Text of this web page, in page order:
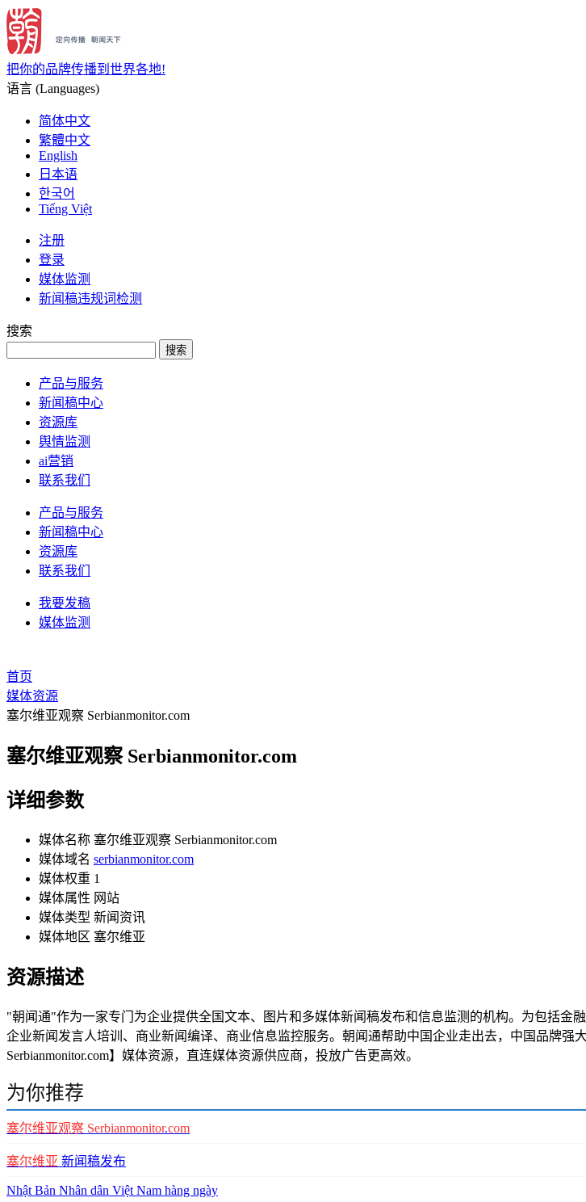
把你的品牌传播到世界各地!
语言 (Languages)
简体中文
繁體中文
English
日本语
한국어
Tiếng Việt
注册
登录
媒体监测
新闻稿违规词检测
搜索
搜索
产品与服务
新闻稿中心
资源库
舆情监测
ai营销
联系我们
产品与服务
新闻稿中心
资源库
联系我们
我要发稿
媒体监测
首页
媒体资源
塞尔维亚观察 Serbianmonitor.com
塞尔维亚观察 Serbianmonitor.com
详细参数
媒体名称 塞尔维亚观察 Serbianmonitor.com
媒体域名 serbianmonitor.com
媒体权重 1
媒体属性 网站
媒体类型 新闻资讯
媒体地区 塞尔维亚
资源描述
"朝闻通"作为一家专门为企业提供全国文本、图片和多媒体新闻稿发布和信息监测的机构。为包括金
企业新闻发言人培训、商业新闻编译、商业信息监控服务。朝闻通帮助中国企业走出去，中国品牌
Serbianmonitor.com】媒体资源，直连媒体资源供应商，投放广告更高效。
为你推荐
塞尔维亚观察 Serbianmonitor.com
塞尔维亚 新闻稿发布
Nhật Bản Nhân dân Việt Nam hàng ngày